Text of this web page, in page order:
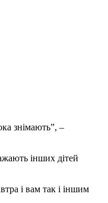
знімають”, –
інших дітей
і вам так і іншим